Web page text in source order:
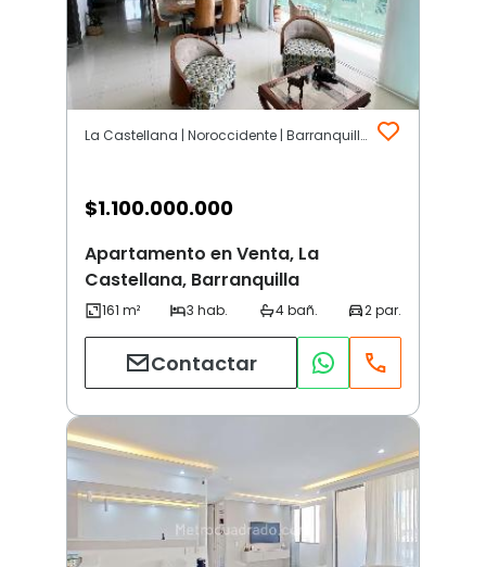
La Castellana | Noroccidente | Barranquilla
$1.100.000.000
Apartamento en Venta, La
Castellana, Barranquilla
Contactar